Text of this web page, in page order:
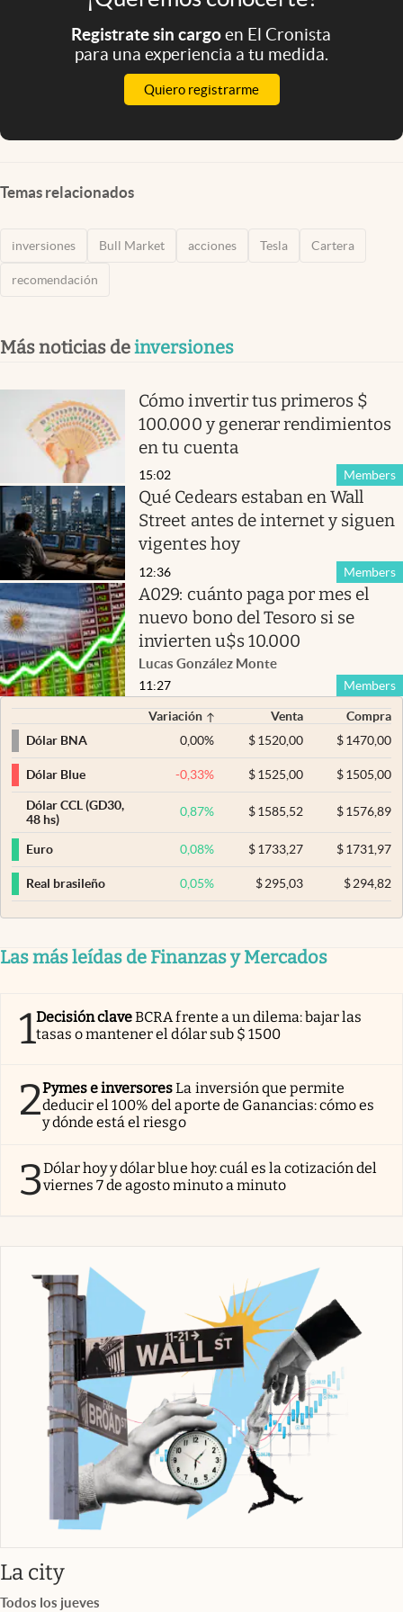
Registrate sin cargoen El Cronista
para una experiencia a tu medida.
Quiero registrarme
Temas relacionados
inversiones Bull Market acciones Tesla Cartera
recomendación
Más noticias deinversiones
Cómo invertir tus primeros $
100.000 y generar rendimientos
en tu cuenta
Members
15:02
Qué Cedears estaban en Wall
Street antes de internet y siguen
vigentes hoy
Members
12:36
A029: cuánto paga por mes el
nuevo bono del Tesoro si se
invierten u$s 10.000
Lucas González Monte
Members
11:27
Variación Venta
Compra
Dólar BNA
0,00% $ 1520,00 $1470,00
Dólar Blue -0,33% $ 1525,00 $1505,00
Dólar CCL (GD30,
48 hs)
0,87% $ 1585,52 $1576,89
Euro 0,08% $ 1733,27 $1731,97
Real brasileño 0,05% $ 295,03 $294,82
Las más leídas de Finanzas y Mercados
1Decisión claveBCRA frente a un dilema: bajar las
tasas o mantener el dólar sub $ 1500
2Pymes e inversoresLa inversión que permite
deducir el 100% del aporte de Ganancias: cómo es
y dónde está el riesgo
3Dólar hoy y dólar blue hoy: cuál es la cotización del
viernes 7 de agosto minuto a minuto
La cityabre en nueva pestaña
Todos los jueves